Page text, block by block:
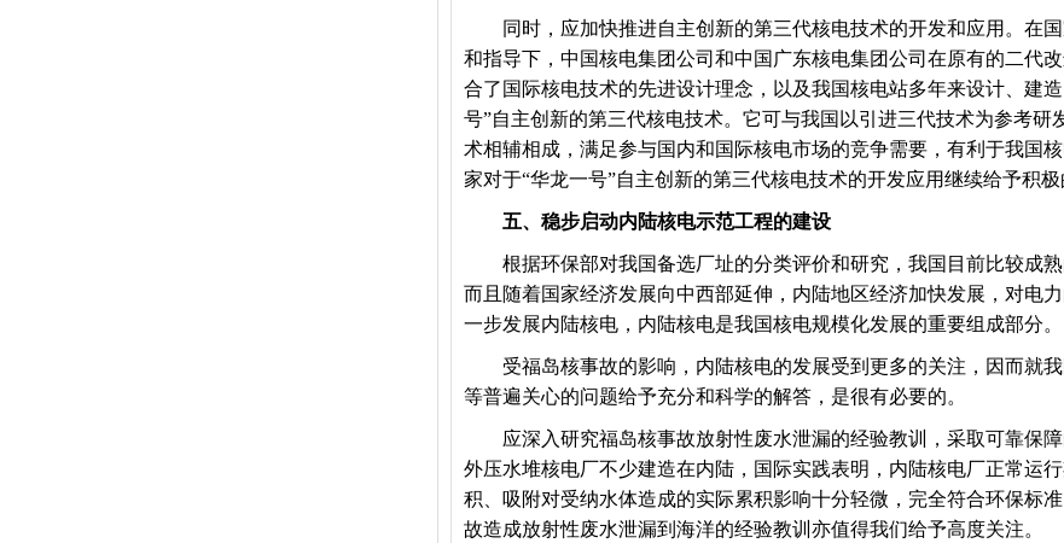
同时，应加快推进自主创新的第三代核电技术的开发和应用。在国
和指导下，中国核电集团公司和中国广东核电集团公司在原有的二代
合了国际核电技术的先进设计理念，以及我国核电站多年来设计、建
号”自主创新的第三代核电技术。它可与我国以引进三代技术为参考研
术相辅相成，满足参与国内和国际核电市场的竞争需要，有利于我国
家对于“华龙一号”自主创新的第三代核电技术的开发应用继续给予积极
五、稳步启动内陆核电示范工程的建设
根据环保部对我国备选厂址的分类评价和研究，我国目前比较成熟
而且随着国家经济发展向中西部延伸，内陆地区经济加快发展，对电
一步发展内陆核电，内陆核电是我国核电规模化发展的重要组成部分。
受福岛核事故的影响，内陆核电的发展受到更多的关注，因而就我
等普遍关心的问题给予充分和科学的解答，是很有必要的。
应深入研究福岛核事故放射性废水泄漏的经验教训，采取可靠保障
外压水堆核电厂不少建造在内陆，国际实践表明，内陆核电厂正常运
积、吸附对受纳水体造成的实际累积影响十分轻微，完全符合环保标
故造成放射性废水泄漏到海洋的经验教训亦值得我们给予高度关注。